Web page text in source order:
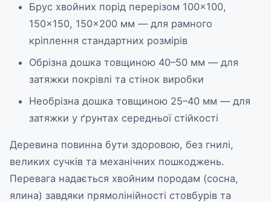
Брус хвойних порід перерізом 100×100,
150×150, 150×200 мм — для рамного
кріплення стандартних розмірів
Обрізна дошка товщиною 40–50 мм — для
затяжки покрівлі та стінок виробки
Необрізна дошка товщиною 25–40 мм — для
затяжки у ґрунтах середньої стійкості
Деревина повинна бути здоровою, без гнилі,
великих сучків та механічних пошкоджень.
Перевага надається хвойним породам (сосна,
ялина) завдяки прямолінійності стовбурів та